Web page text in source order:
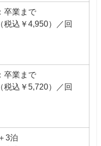
卒業まで
税込￥4,950）／回
卒業まで
税込￥5,720）／回
3泊